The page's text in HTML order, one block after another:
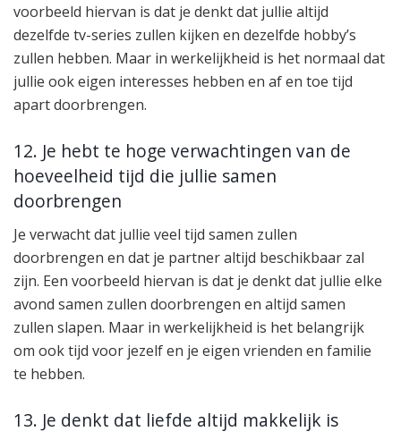
voorbeeld hiervan is dat je denkt dat jullie altijd
dezelfde tv-series zullen kijken en dezelfde hobby’s
zullen hebben. Maar in werkelijkheid is het normaal dat
jullie ook eigen interesses hebben en af en toe tijd
apart doorbrengen.
12. Je hebt te hoge verwachtingen van de
hoeveelheid tijd die jullie samen
doorbrengen
Je verwacht dat jullie veel tijd samen zullen
doorbrengen en dat je partner altijd beschikbaar zal
zijn. Een voorbeeld hiervan is dat je denkt dat jullie elke
avond samen zullen doorbrengen en altijd samen
zullen slapen. Maar in werkelijkheid is het belangrijk
om ook tijd voor jezelf en je eigen vrienden en familie
te hebben.
13. Je denkt dat liefde altijd makkelijk is